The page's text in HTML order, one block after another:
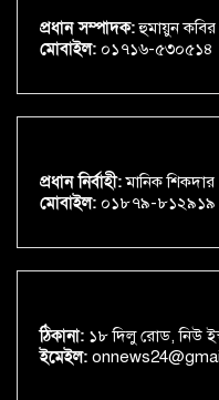
প্রধান সম্পাদক:হুমায়ুন কবির
মোবাইল: ০১৭১৬-৫৩০৫১৪
প্রধান নির্বাহী:মানিক শিকদার
মোবাইল: ০১৮৭৯-৮১২৯১৯
ঠিকানা: ১৮ দিলু রোড, নিউ
ইমেইল: